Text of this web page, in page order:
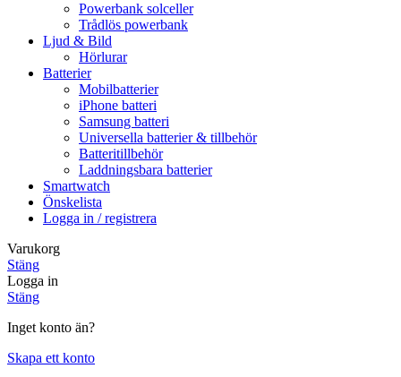
Powerbank solceller
Trådlös powerbank
Ljud & Bild
Hörlurar
Batterier
Mobilbatterier
iPhone batteri
Samsung batteri
Universella batterier & tillbehör
Batteritillbehör
Laddningsbara batterier
Smartwatch
Önskelista
Logga in / registrera
Varukorg
Stäng
Logga in
Stäng
Inget konto än?
Skapa ett konto